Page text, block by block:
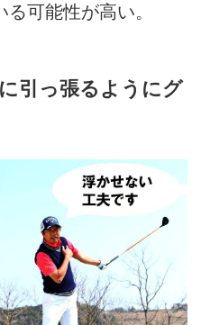
可能性が高い。
引っ張るようにグ